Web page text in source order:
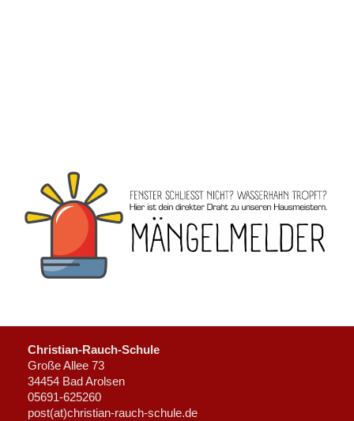
Christian-Rauch-Schule
Große Allee 73
34454 Bad Arolsen
05691-625260
post(at)christian-rauch-schule.de